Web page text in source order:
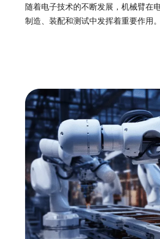
随着电子技术的不断发展，机械臂在
制造、装配和测试中发挥着重要作用。